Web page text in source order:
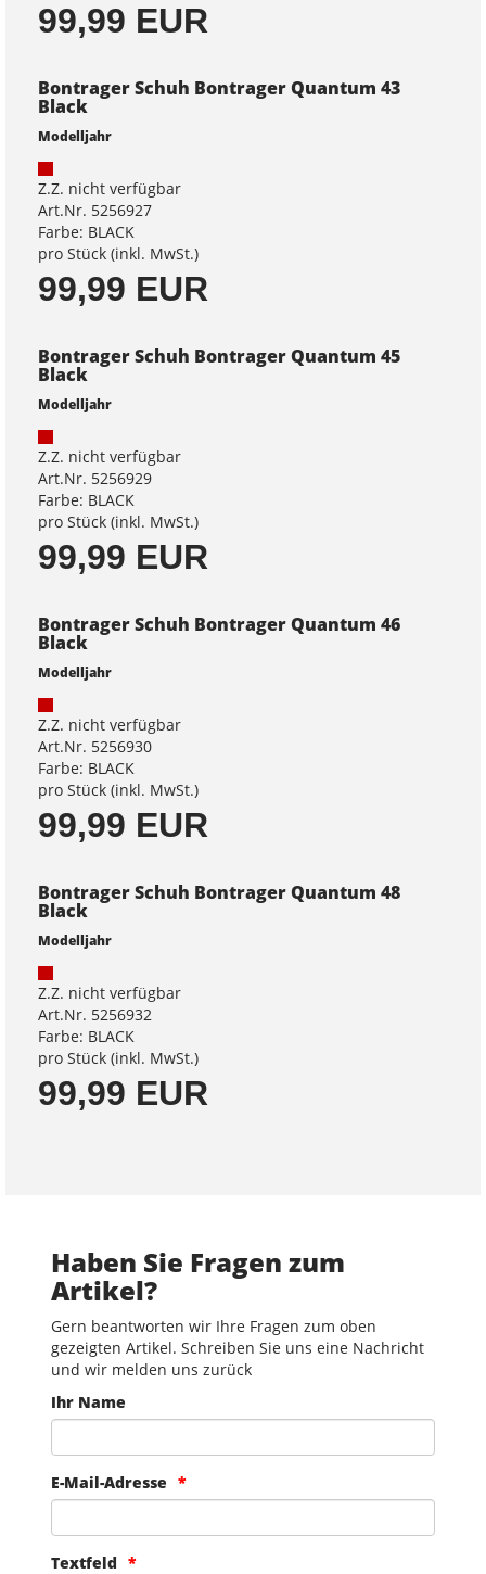
99,99 EUR
Bontrager Schuh Bontrager Quantum 43
Black
Modelljahr
Z.Z. nicht verfügbar
Art.Nr. 5256927
Farbe: BLACK
pro Stück (inkl. MwSt.)
99,99 EUR
Bontrager Schuh Bontrager Quantum 45
Black
Modelljahr
Z.Z. nicht verfügbar
Art.Nr. 5256929
Farbe: BLACK
pro Stück (inkl. MwSt.)
99,99 EUR
Bontrager Schuh Bontrager Quantum 46
Black
Modelljahr
Z.Z. nicht verfügbar
Art.Nr. 5256930
Farbe: BLACK
pro Stück (inkl. MwSt.)
99,99 EUR
Bontrager Schuh Bontrager Quantum 48
Black
Modelljahr
Z.Z. nicht verfügbar
Art.Nr. 5256932
Farbe: BLACK
pro Stück (inkl. MwSt.)
99,99 EUR
Haben Sie Fragen zum
Artikel?
Gern beantworten wir Ihre Fragen zum oben
gezeigten Artikel. Schreiben Sie uns eine Nachricht
und wir melden uns zurück
Ihr Name
E-Mail-Adresse
Textfeld